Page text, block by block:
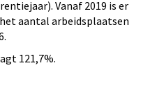
Vanaf 2019 is er
aantal arbeidsplaatsen
121,7%.